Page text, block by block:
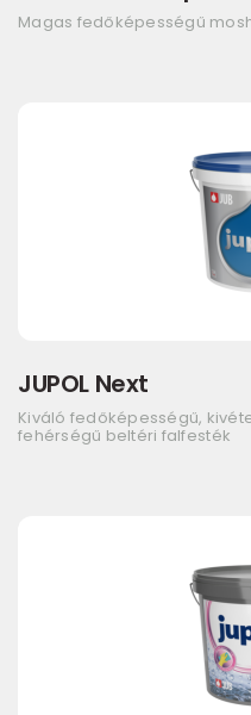
Magas fedőképességű
JUPOL Next
Kiváló fedőképességű,
fehérségű beltéri falfesték